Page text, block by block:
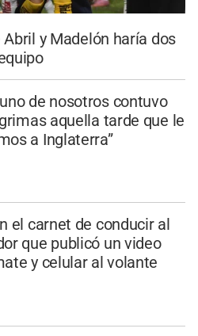
y Madelón haría dos
de nosotros contuvo
aquella tarde que le
a Inglaterra”
el carnet de conducir al
que publicó un video
y celular al volante